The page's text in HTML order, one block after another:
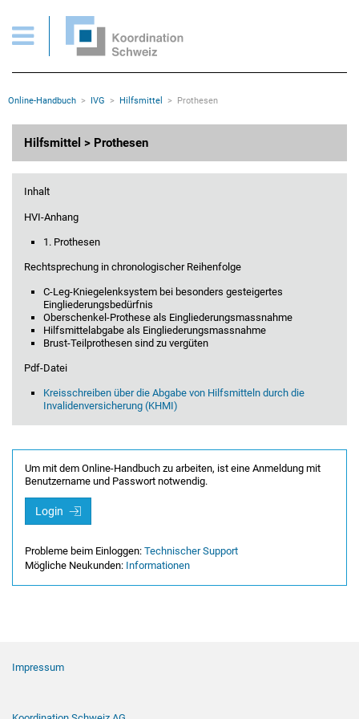
Wichtige Seiten
Home
Inhalt
Sitemap
Rootline Navigation
Online-Handbuch IVG Hilfsmittel Prothesen
Hilfsmittel > Prothesen
Inhalt
HVI-Anhang
1. Prothesen
Rechtsprechung in chronologischer Reihenfolge
C-Leg-Kniegelenksystem bei besonders gesteigertes
Eingliederungsbedürfnis
Oberschenkel-Prothese als Eingliederungsmassnahme
Hilfsmittelabgabe als Eingliederungsmassnahme
Brust-Teilprothesen sind zu vergüten
Pdf-Datei
Kreisschreiben über die Abgabe von Hilfsmitteln durch die
Invalidenversicherung (KHMI)
Um mit dem Online-Handbuch zu arbeiten, ist eine Anmeldung mit
Benutzername und Passwort notwendig.
Login
Probleme beim Einloggen: Technischer Support
Mögliche Neukunden: Informationen
Impressum